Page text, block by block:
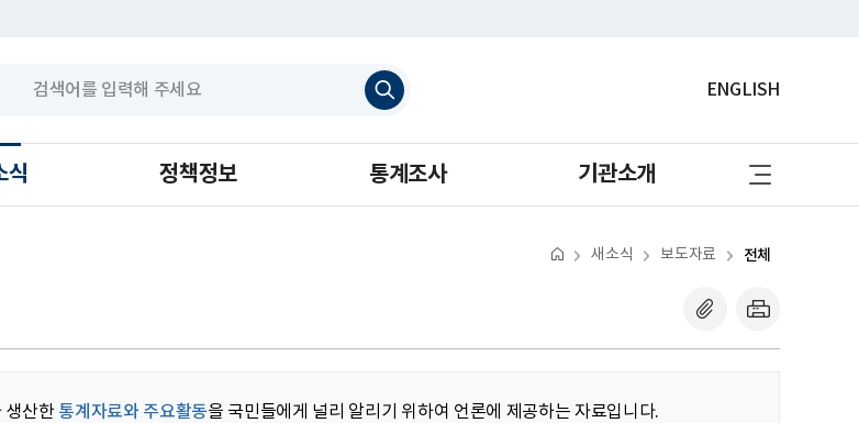
검
색
하
ENGLISH
식 정책정보 통계조사 기관소개
사
이
로
새소식 보도자료 전체
생산한 통계자료와 주요활동을 국민들에게 널리 알리기 위하여 언론에 제공하는 자료입니다.